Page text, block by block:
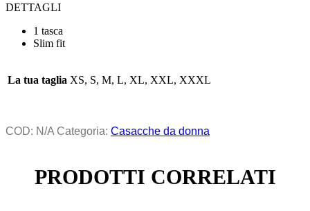
DETTAGLI
1 tasca
Slim fit
La tua taglia XS, S, M, L, XL, XXL, XXXL
COD: N/A Categoria: Casacche da donna
PRODOTTI CORRELATI